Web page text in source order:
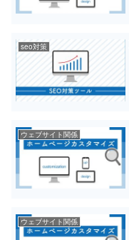
seo対策
ウェブサイト関係
ウェブサイト関係